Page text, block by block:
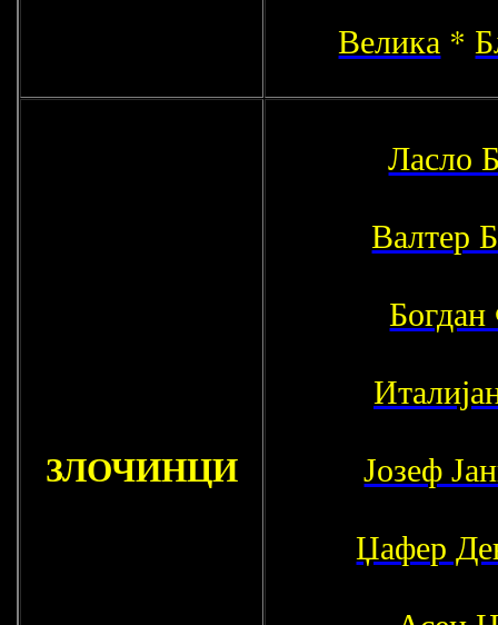
Велика *
ЗЛОЧИНЦИ
Ласло
Валтер
Јозеф
Џафер